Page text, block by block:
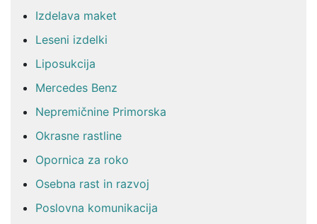
Izdelava maket
Leseni izdelki
Liposukcija
Mercedes Benz
Nepremičnine Primorska
Okrasne rastline
Opornica za roko
Osebna rast in razvoj
Poslovna komunikacija